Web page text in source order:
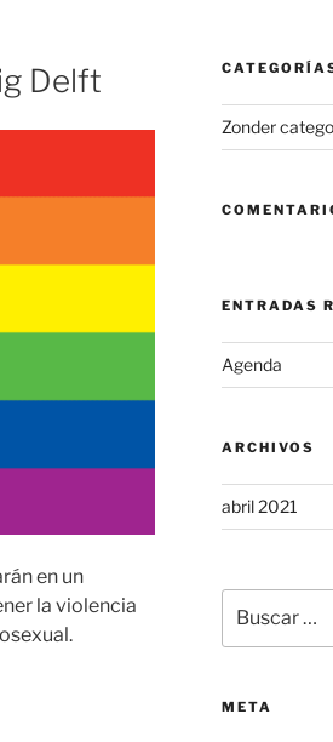
Delft
en un
la violencia
Zonder
ENTRADAS
Agenda
ARCHIVOS
abril 2021
por:
META